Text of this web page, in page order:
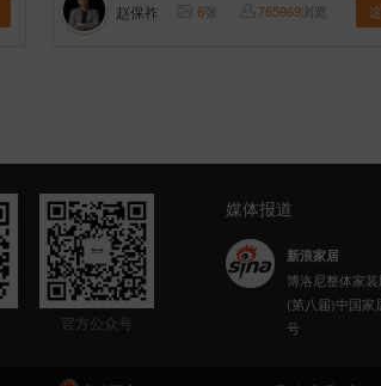
赵保祚 6张 765969浏览
官方公众号
媒体报道
新浪家居
博洛尼整体家
(第八届)中国家
号
乐居财经
博洛尼整体家装